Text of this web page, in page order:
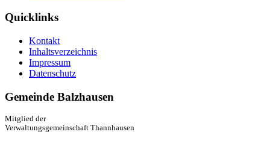
Quicklinks
Kontakt
Inhaltsverzeichnis
Impressum
Datenschutz
Gemeinde Balzhausen
Mitglied der
Verwaltungsgemeinschaft Thannhausen